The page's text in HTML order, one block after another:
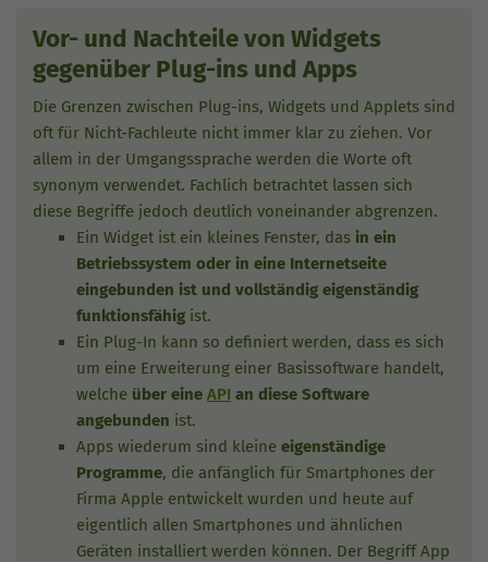
Vor- und Nachteile von Widgets
gegenüber Plug-ins und Apps
Die Grenzen zwischen Plug-ins, Widgets und Applets sind
oft für Nicht-Fachleute nicht immer klar zu ziehen. Vor
allem in der Umgangssprache werden die Worte oft
synonym verwendet. Fachlich betrachtet lassen sich
diese Begriffe jedoch deutlich voneinander abgrenzen.
Ein Widget ist ein kleines Fenster, das in ein
Betriebssystem oder in eine Internetseite
eingebunden ist und vollständig eigenständig
funktionsfähig ist.
Ein Plug-In kann so definiert werden, dass es sich
um eine Erweiterung einer Basissoftware handelt,
welche über eine API an diese Software
angebunden ist.
Apps wiederum sind kleine eigenständige
Programme, die anfänglich für Smartphones der
Firma Apple entwickelt wurden und heute auf
eigentlich allen Smartphones und ähnlichen
Geräten installiert werden können. Der Begriff App